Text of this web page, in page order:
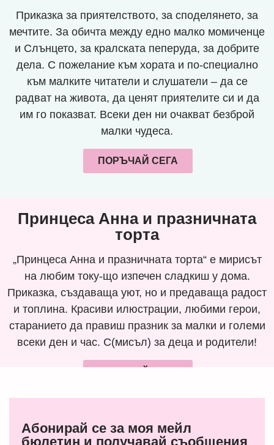
Приказка за приятелството, за споделянето, за
мечтите. За обичта между едно малко момиченце
и Слънцето, за кралската пеперуда, за добрите
дела. С пожелание към хората и по-специално
към малките читатели и слушатели – да се
радват на живота, да ценят приятелите си и да
им го показват. Всеки ден ни очакват безброй
малки чудеса.
ПОРЪЧАЙ СЕГА
Принцеса Анна и празничната
торта
„Принцеса Анна и празничната торта“ е мирисът
на любим току-що изпечен сладкиш у дома.
Приказка, създаваща уют, но и предаваща радост
и топлина. Красиви илюстрации, любими герои,
старанието да правиш празник за малки и големи
всеки ден и час. С(мисъл) за деца и родители!
Абонирай се за моя мейл
бюлетин и получавай съобщения